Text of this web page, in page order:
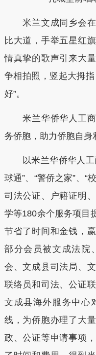
米兰文成同乡会在
比大道，手举五星红
情真挚的歌声引来大
争相拍照，竖起大拇
好”。
米兰华侨华人工商
务侨胞，助力侨胞自身
以米兰华侨华人工
球通”、“警侨之家”、“
司法公证、户籍证明
学等180余个服务项目
节省了时间和金钱，
部分会员被文成法院
会、文成县司法局、
联络员和司法、公证
文成县海外服务中心
线，为侨胞办理了大
政、公证等申请事项